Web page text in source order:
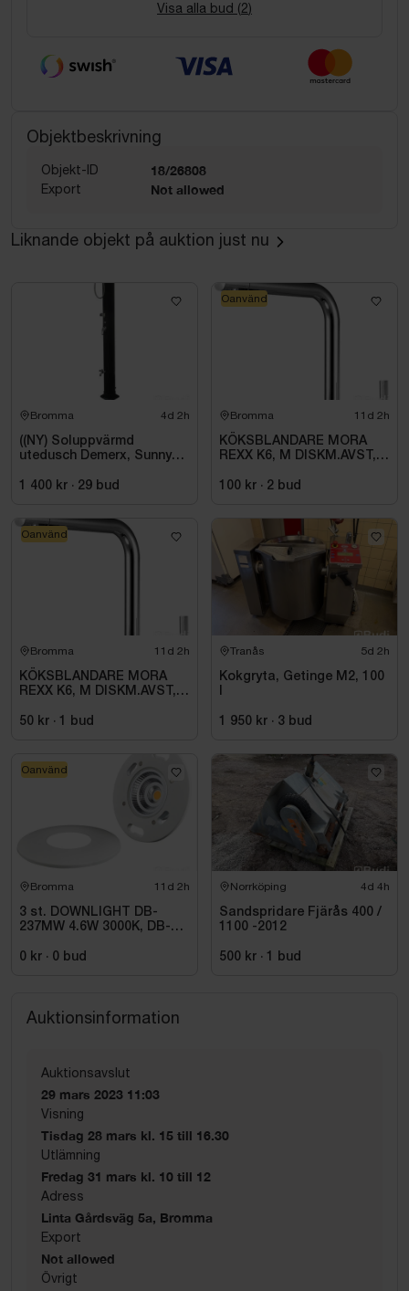
Visa alla bud (2)
Objektbeskrivning
Objekt-ID 18/26808
Export Not allowed
Liknande objekt på auktion just nu
Bromma 4d 2h
((NY) Soluppvärmd
utedusch Demerx, Sunny
1 400 kr · 29 bud
Bromma 11d 2h
KÖKSBLANDARE MORA
REXX K6, M DISKM.AVST,
100 kr · 2 bud
Oanvänd
Bromma 11d 2h
KÖKSBLANDARE MORA
REXX K6, M DISKM.AVST,
50 kr · 1 bud
Oanvänd
Tranås 5d 2h
Kokgryta, Getinge M2, 100
1 950 kr · 3 bud
Bromma 11d 2h
3 st. DOWNLIGHT DB-
237MW 4.6W 3000K, DB-
0 kr · 0 bud
Oanvänd
Norrköping 4d 4h
Sandspridare Fjärås 400 /
1100 -2012
500 kr · 1 bud
Auktionsinformation
Auktionsavslut
29 mars 2023 11:03
Visning
Tisdag 28 mars kl. 15 till 16.30
Utlämning
Fredag 31 mars kl. 10 till 12
Adress
Linta Gårdsväg 5a, Bromma
Export
Not allowed
Övrigt